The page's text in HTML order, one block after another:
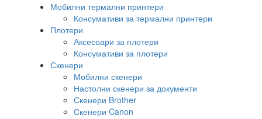
Мобилни термални принтери
Консумативи за термални принтери
Плотери
Аксесоари за плотери
Консумативи за плотери
Скенери
Мобилни скенери
Настолни скенери за документи
Скенери Brother
Скенери Canon